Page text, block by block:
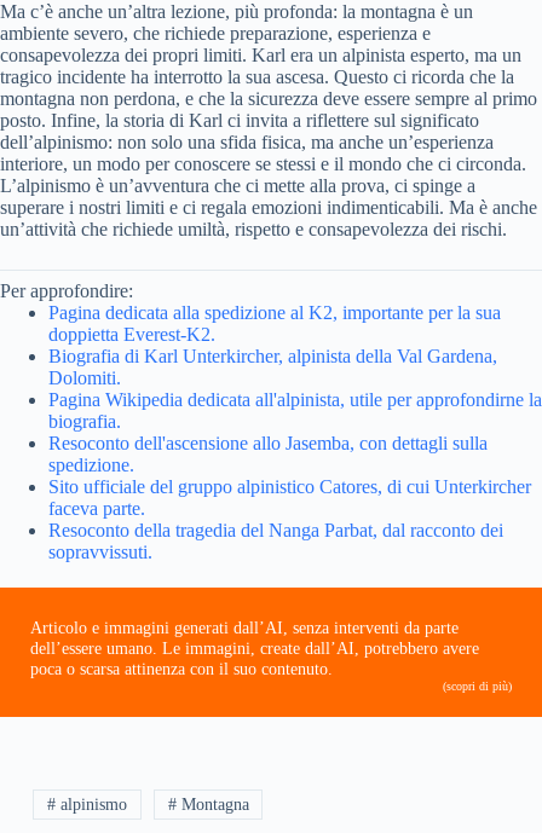
Ma c’è anche un’altra lezione, più profonda: la montagna è un
ambiente severo, che richiede preparazione, esperienza e
consapevolezza dei propri limiti. Karl era un alpinista esperto, ma un
tragico incidente ha interrotto la sua ascesa. Questo ci ricorda che la
montagna non perdona, e che la sicurezza deve essere sempre al primo
posto. Infine, la storia di Karl ci invita a riflettere sul significato
dell’alpinismo: non solo una sfida fisica, ma anche un’esperienza
interiore, un modo per conoscere se stessi e il mondo che ci circonda.
L’alpinismo è un’avventura che ci mette alla prova, ci spinge a
superare i nostri limiti e ci regala emozioni indimenticabili. Ma è anche
un’attività che richiede umiltà, rispetto e consapevolezza dei rischi.
Per approfondire:
Pagina dedicata alla spedizione al K2, importante per la sua
doppietta Everest-K2.
Biografia di Karl Unterkircher, alpinista della Val Gardena,
Dolomiti.
Pagina Wikipedia dedicata all'alpinista, utile per approfondirne la
biografia.
Resoconto dell'ascensione allo Jasemba, con dettagli sulla
spedizione.
Sito ufficiale del gruppo alpinistico Catores, di cui Unterkircher
faceva parte.
Resoconto della tragedia del Nanga Parbat, dal racconto dei
sopravvissuti.
Articolo e immagini generati dall’AI, senza interventi da parte
dell’essere umano. Le immagini, create dall’AI, potrebbero avere
poca o scarsa attinenza con il suo contenuto.
(scopri di più)
# alpinismo # Montagna